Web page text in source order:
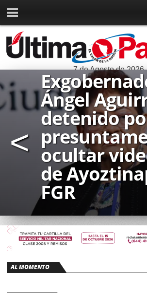
7 de Agosto de 2026
Realizan
cuarta Feria
por la Paz y
Jornada de
Servicios en
Cócorit
<
AL MOMENTO